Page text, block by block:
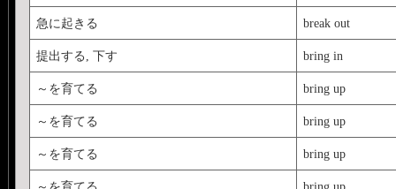
急に起きる break out
提出する, 下す bring in
～を育てる bring up
～を育てる bring up
～を育てる bring up
～を育てる bring up